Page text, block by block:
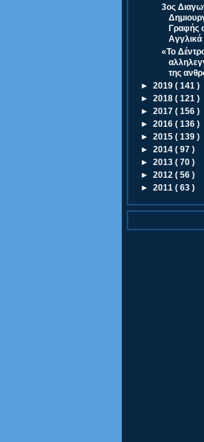
3ος
Γραφής
Αγγλικά
«Το
της
► 2019 ( 141 )
► 2018 ( 121 )
► 2017 ( 156 )
► 2016 ( 136 )
► 2015 ( 139 )
► 2014 ( 97 )
► 2013 ( 70 )
► 2012 ( 56 )
► 2011 ( 63 )